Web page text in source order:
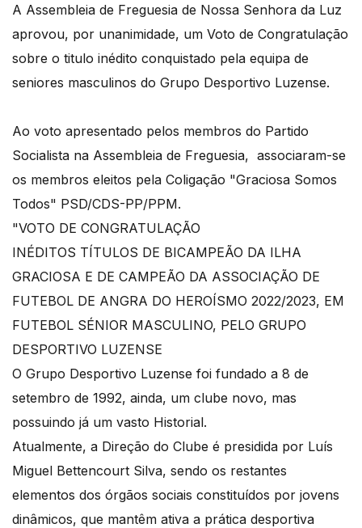
A Assembleia de Freguesia de Nossa Senhora da Luz
aprovou, por unanimidade, um Voto de Congratulação
sobre o titulo inédito conquistado pela equipa de
seniores masculinos do Grupo Desportivo Luzense.
Ao voto apresentado pelos membros do Partido
Socialista na Assembleia de Freguesia, associaram-se
os membros eleitos pela Coligação "Graciosa Somos
Todos" PSD/CDS-PP/PPM.
"VOTO DE CONGRATULAÇÃO
INÉDITOS TÍTULOS DE BICAMPEÃO DA ILHA
GRACIOSA E DE CAMPEÃO DA ASSOCIAÇÃO DE
FUTEBOL DE ANGRA DO HEROÍSMO 2022/2023, EM
FUTEBOL SÉNIOR MASCULINO, PELO GRUPO
DESPORTIVO LUZENSE
O Grupo Desportivo Luzense foi fundado a 8 de
setembro de 1992, ainda, um clube novo, mas
possuindo já um vasto Historial.
Atualmente, a Direção do Clube é presidida por Luís
Miguel Bettencourt Silva, sendo os restantes
elementos dos órgãos sociais constituídos por jovens
dinâmicos, que mantêm ativa a prática desportiva